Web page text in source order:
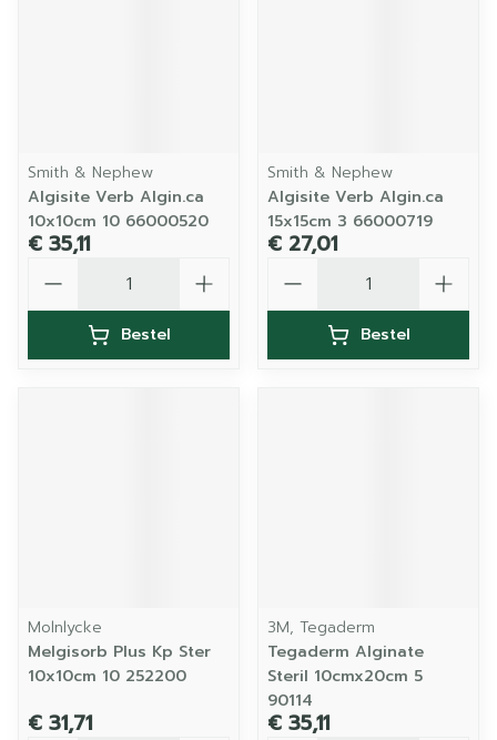
Smith & Nephew
Algisite Verb Algin.ca
10x10cm 10 66000520
€ 35,11
Bestel
Smith & Nephew
Algisite Verb Algin.ca
15x15cm 3 66000719
€ 27,01
Bestel
Molnlycke
Melgisorb Plus Kp Ster
10x10cm 10 252200
€ 31,71
3M, Tegaderm
Tegaderm Alginate
Steril 10cmx20cm 5
90114
€ 35,11